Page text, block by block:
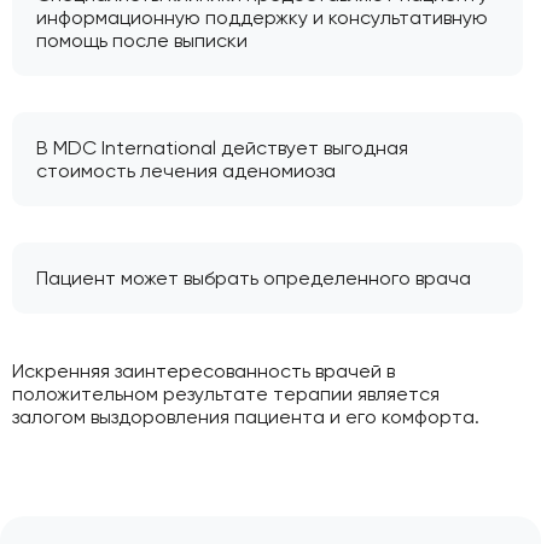
информационную поддержку и консультативную
помощь после выписки
В MDC International действует выгодная
стоимость лечения аденомиоза
Пациент может выбрать определенного врача
Искренняя заинтересованность врачей в
положительном результате терапии является
залогом выздоровления пациента и его комфорта.